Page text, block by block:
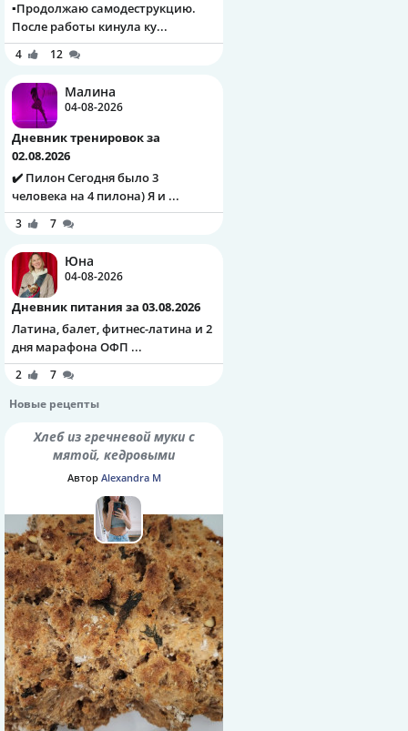
▪️Продолжаю самодеструкцию.
После работы кинула ку...
4 12
Малина
04-08-2026
Дневник тренировок за
02.08.2026
✔️ Пилон Сегодня было 3
человека на 4 пилона) Я и ...
3 7
Юна
04-08-2026
Дневник питания за 03.08.2026
Латина, балет, фитнес-латина и 2
дня марафона ОФП ...
2
7
Новые рецепты
Хлеб из гречневой муки с
мятой, кедровыми
орешками и семенами
Автор Alexandra M